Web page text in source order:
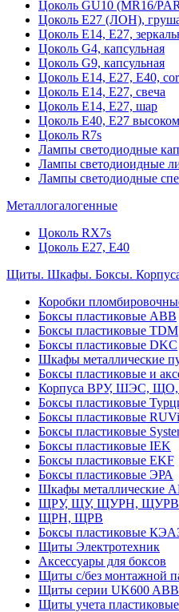
Цоколь GU10 (MR16/
Цоколь Е27 (ЛОН),
Цоколь Е14, Е27,
Цоколь G4, капсульная
Цоколь G9, капсульная
Цоколь Е14, Е27, Е40,
Цоколь Е14, Е27, свеча
Цоколь Е14, Е27, шар
Цоколь Е40, Е27
Цоколь R7s
Лампы светодиодные
Лампы светодиоидные
Лампы светодиодные
Металлогалогенные
Цоколь RX7s
Цоколь Е27, E40
Щиты. Шкафы. Боксы.
Коробки
Боксы пластиковые ABB
Боксы пластиковые TDM
Боксы пластиковые DKC
Шкафы металлические
Боксы пластиковые и
Корпуса ВРУ, ШЭС,
Боксы пластиковые
Боксы пластиковые
Боксы пластиковые
Боксы пластиковые IEK
Боксы пластиковые EKF
Боксы пластиковые ЭРА
Шкафы металлические
ЩРУ, ЩУ, ЩУРН, ЩУРВ
ЩРН, ЩРВ
Боксы пластиковые
Щиты Электротехник
Аксессуары для боксов
Щиты с/без монтажной
Щиты серии UK600 ABB
Щиты учета пластиковые